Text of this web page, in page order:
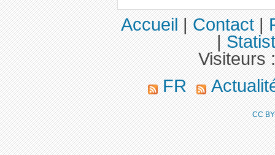
Accueil|Contact|
|
Visiteurs
FR
CC